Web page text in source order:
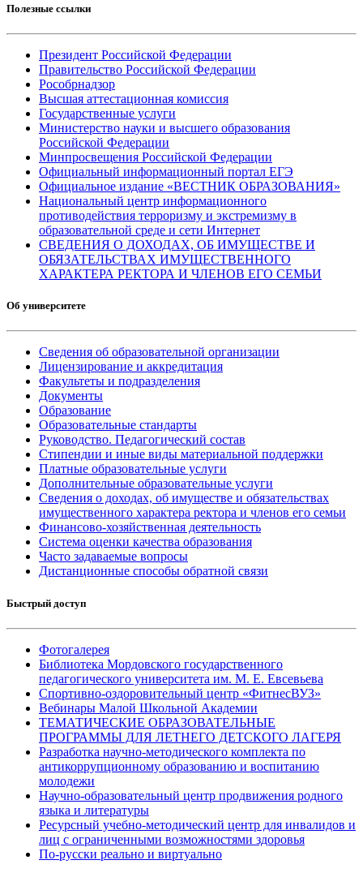
Полезные ссылки
Президент Российской Федерации
Правительство Российской Федерации
Рособрнадзор
Высшая аттестационная комиссия
Государственные услуги
Министерство науки и высшего образования
Российской Федерации
Минпросвещения Российской Федерации
Официальный информационный портал ЕГЭ
Официальное издание «ВЕСТНИК ОБРАЗОВАНИЯ»
Национальный центр информационного
противодействия терроризму и экстремизму в
образовательной среде и сети Интернет
СВЕДЕНИЯ О ДОХОДАХ, ОБ ИМУЩЕСТВЕ И
ОБЯЗАТЕЛЬСТВАХ ИМУЩЕСТВЕННОГО
ХАРАКТЕРА РЕКТОРА И ЧЛЕНОВ ЕГО СЕМЬИ
Об университете
Сведения об образовательной организации
Лицензирование и аккредитация
Факультеты и подразделения
Документы
Образование
Образовательные стандарты
Руководство. Педагогический состав
Стипендии и иные виды материальной поддержки
Платные образовательные услуги
Дополнительные образовательные услуги
Сведения о доходах, об имуществе и обязательствах
имущественного характера ректора и членов его семьи
Финансово-хозяйственная деятельность
Система оценки качества образования
Часто задаваемые вопросы
Дистанционные способы обратной связи
Быстрый доступ
Фотогалерея
Библиотека Мордовского государственного
педагогического университета им. М. Е. Евсевьева
Спортивно-оздоровительный центр «ФитнесВУЗ»
Вебинары Малой Школьной Академии
ТЕМАТИЧЕСКИЕ ОБРАЗОВАТЕЛЬНЫЕ
ПРОГРАММЫ ДЛЯ ЛЕТНЕГО ДЕТСКОГО ЛАГЕРЯ
Разработка научно-методического комплекта по
антикоррупционному образованию и воспитанию
молодежи
Научно-образовательный центр продвижения родного
языка и литературы
Ресурсный учебно-методический центр для инвалидов и
лиц с ограниченными возможностями здоровья
По-русски реально и виртуально